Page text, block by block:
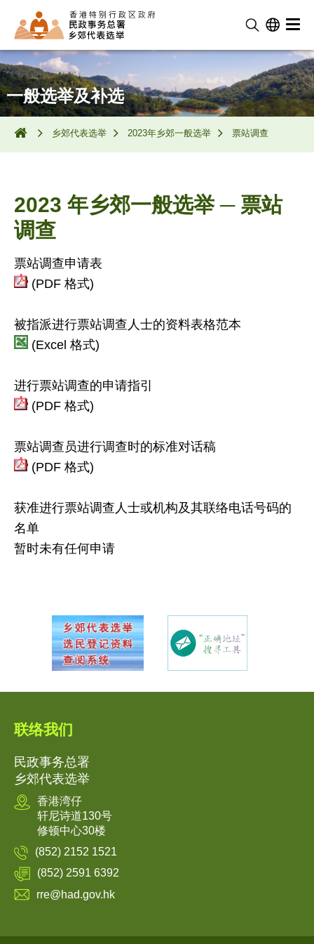
一般选举及补选
乡郊代表选举 2023年乡郊一般选举 票站调查
2023 年乡郊一般选举 ─ 票站
调查
票站调查申请表
(PDF 格式)
被指派进行票站调查人士的资料表格范本
(Excel 格式)
进行票站调查的申请指引
(PDF 格式)
票站调查员进行调查时的标准对话稿
(PDF 格式)
获准进行票站调查人士或机构及其联络电话号码的
名单
暂时未有任何申请
联络我们
民政事务总署
乡郊代表选举
香港湾仔
轩尼诗道130号
修顿中心30楼
(852) 2152 1521
(852) 2591 6392
rre@had.gov.hk